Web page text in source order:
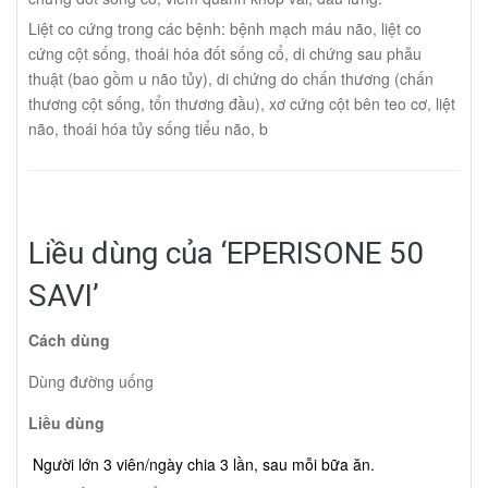
Liệt co cứng trong các bệnh: bệnh mạch máu não, liệt co
cứng cột sống, thoái hóa đốt sống cổ, di chứng sau phẫu
thuật (bao gồm u não tủy), di chứng do chấn thương (chấn
thương cột sống, tổn thương đầu), xơ cứng cột bên teo cơ, liệt
não, thoái hóa tủy sống tiểu não, b
Liều dùng của ‘EPERISONE 50
SAVI’
Cách dùng
Dùng đường uống
Liều dùng
Người lớn 3 viên/ngày chia 3 lần, sau mỗi bữa ăn.